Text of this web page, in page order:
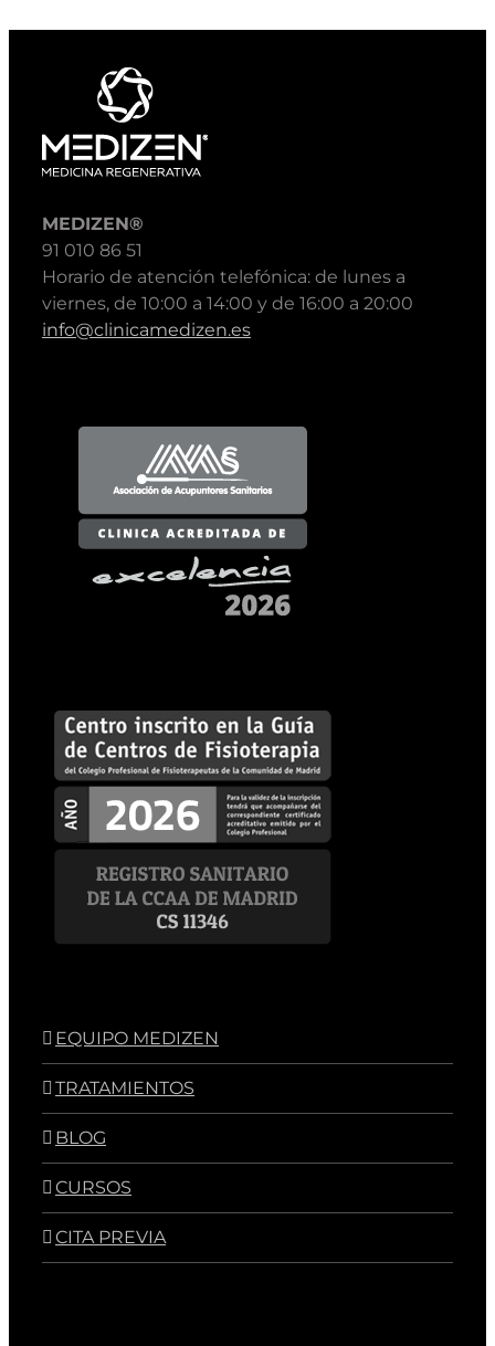
MEDIZEN®
91 010 86 51
Horario de atención telefónica: de lunes a
viernes, de 10:00 a 14:00 y de 16:00 a 20:00
info@clinicamedizen.es
EQUIPO MEDIZEN
TRATAMIENTOS
BLOG
CURSOS
CITA PREVIA